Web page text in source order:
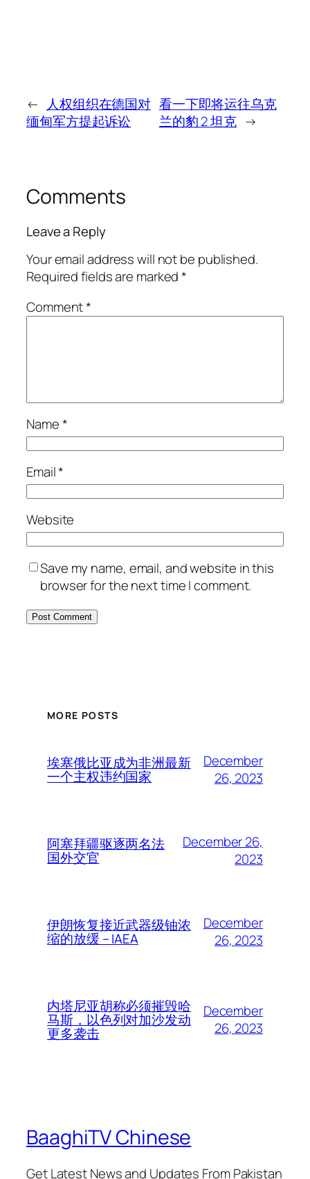
←
人权组织在德国对
缅甸军方提起诉讼
看一下即将运往乌克
兰的豹 2 坦克 →
Comments
Leave a Reply
Your email address will not be published.
Required fields are marked*
Comment*
Name*
Email*
Website
Save my name, email, and website in this
browser for the next time I comment.
MORE POSTS
埃塞俄比亚成为非洲最新
一个主权违约国家
December
26, 2023
阿塞拜疆驱逐两名法
国外交官
December 26,
2023
伊朗恢复接近武器级铀浓
缩的放缓 – IAEA
December
26, 2023
内塔尼亚胡称必须摧毁哈
马斯，以色列对加沙发动
更多袭击
December
26, 2023
BaaghiTV Chinese
Get Latest News and Updates From Pakistan